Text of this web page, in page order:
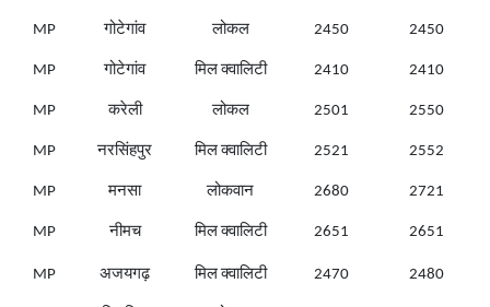
MP गोटेगांव लोकल 2450 2450
MP गोटेगांव मिल क्वालिटी 2410 2410
MP करेली लोकल 2501 2550
MP नरसिंहपुर मिल क्वालिटी 2521 2552
MP मनसा लोकवान 2680 2721
MP नीमच मिल क्वालिटी 2651 2651
MP अजयगढ़ मिल क्वालिटी 2470 2480